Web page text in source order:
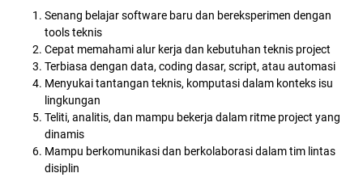
Senang belajar software baru dan bereksperimen dengan
tools teknis
Cepat memahami alur kerja dan kebutuhan teknis project
Terbiasa dengan data, coding dasar, script, atau automasi
Menyukai tantangan teknis, komputasi dalam konteks isu
lingkungan
Teliti, analitis, dan mampu bekerja dalam ritme project yang
dinamis
Mampu berkomunikasi dan berkolaborasi dalam tim lintas
disiplin